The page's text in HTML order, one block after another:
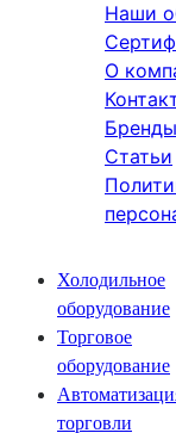
Наши
О
Бренды
Статьи
Холодильное
оборудование
Торговое
оборудование
торговли